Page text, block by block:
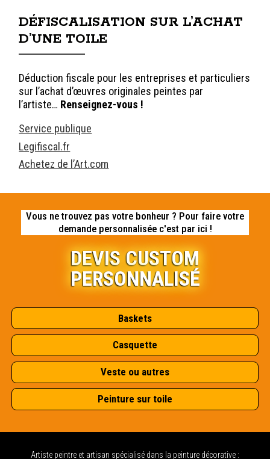
DÉFISCALISATION SUR L’ACHAT
D’UNE TOILE
Déduction fiscale pour les entreprises et particuliers
sur l’achat d’œuvres originales peintes par
l’artiste… Renseignez-vous !
Service publique
Legifiscal.fr
Achetez de l’Art.com
Vous ne trouvez pas votre bonheur ? Pour faire votre
demande personnalisée c'est par ici !
DEVIS CUSTOM
PERSONNALISÉ
Baskets
Casquette
Veste ou autres
Peinture sur toile
Artiste peintre et artisan spécialisé dans la peinture décorative :